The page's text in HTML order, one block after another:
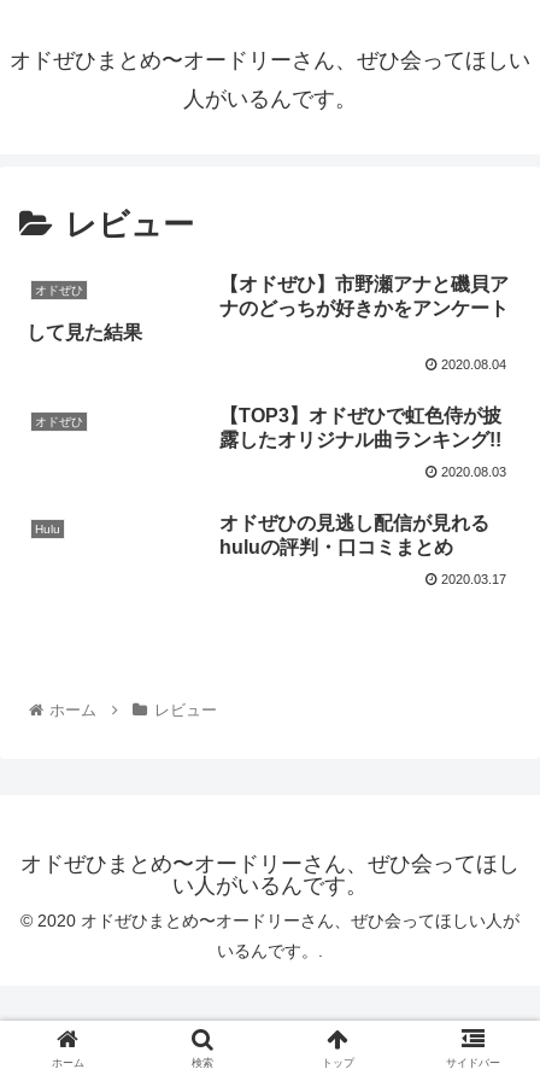
オドぜひまとめ〜オードリーさん、ぜひ会ってほしい
人がいるんです。
レビュー
オドぜひ
【オドぜひ】市野瀬アナと磯貝ア
ナのどっちが好きかをアンケート
して見た結果
2020.08.04
オドぜひ
【TOP3】オドぜひで虹色侍が披
露したオリジナル曲ランキング!!
2020.08.03
Hulu
オドぜひの見逃し配信が見れる
huluの評判・口コミまとめ
2020.03.17
ホーム レビュー
オドぜひまとめ〜オードリーさん、ぜひ会ってほし
い人がいるんです。
© 2020 オドぜひまとめ〜オードリーさん、ぜひ会ってほしい人が
いるんです。.
ホーム 検索 トップ サイドバー